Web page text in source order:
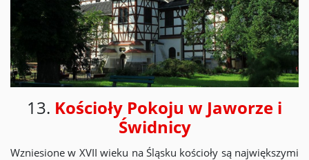
13. Kościoły Pokoju w Jaworze i
Świdnicy
Wzniesione w XVII wieku na Śląsku kościoły są największymi